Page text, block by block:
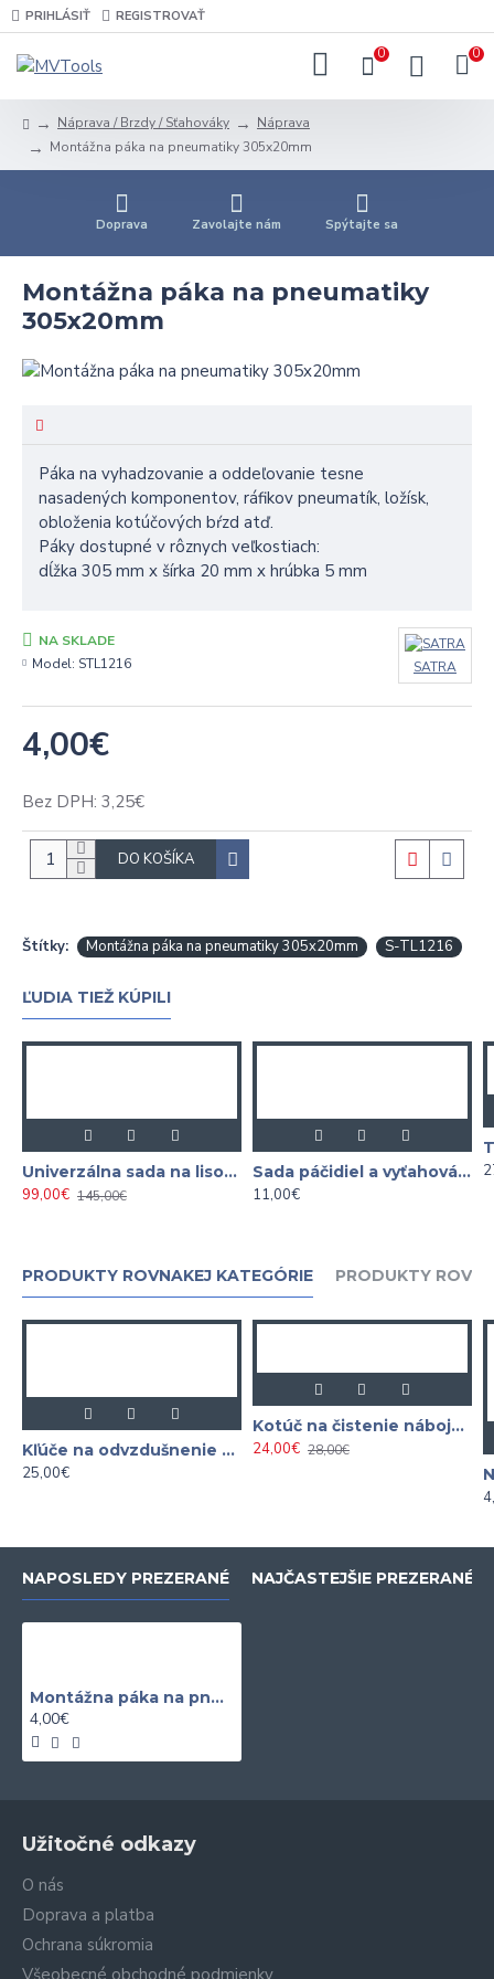
PRIHLÁSIŤ REGISTROVAŤ
0 0
Náprava / Brzdy / Sťahováky
Náprava
Montážna páka na pneumatiky 305x20mm
Doprava Zavolajte nám Spýtajte sa
Montážna páka na pneumatiky
305x20mm
Páka na vyhadzovanie a oddeľovanie tesne
nasadených komponentov, ráfikov pneumatík, ložísk,
obloženia kotúčových bŕzd atď.
Páky dostupné v rôznych veľkostiach:
dĺžka 305 mm x šírka 20 mm x hrúbka 5 mm
4,00€
Bez DPH: 3,25€
NA SKLADE
Model: STL1216 SATRA
DO KOŠÍKA
Štítky: Montážna páka na pneumatiky 305x20mm S-TL1216
ĽUDIA TIEŽ KÚPILI
Univerzálna sada na lisovanie silentblokov a ložísk
99,00€ 145,00€
Sada páčidiel a vyťahovákov na spony čalúnenia 11-dielna
11,00€
PRODUKTY ROVNAKEJ KATEGÓRIE PRODUKTY
Kľúče na odvzdušnenie bŕzd a hydraulických spojok 7-dielna
25,00€
Kotúč na čistenie nábojov 150 mm 1/2"
24,00€ 28,00€
NAPOSLEDY PREZERANÉ NAJČASTEJŠIE PREZERANÉ
Montážna páka na pneumatiky 305x20mm
4,00€
Užitočné odkazy
O nás
Doprava a platba
Ochrana súkromia